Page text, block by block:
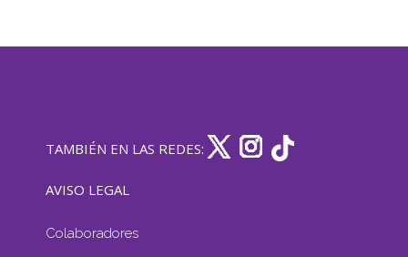
TAMBIÉN EN LAS REDES:
AVISO LEGAL
Colaboradores